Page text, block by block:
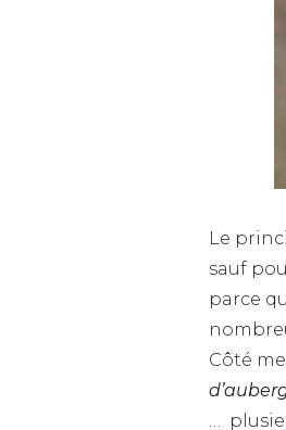
Le
sauf
parce
Côté
…